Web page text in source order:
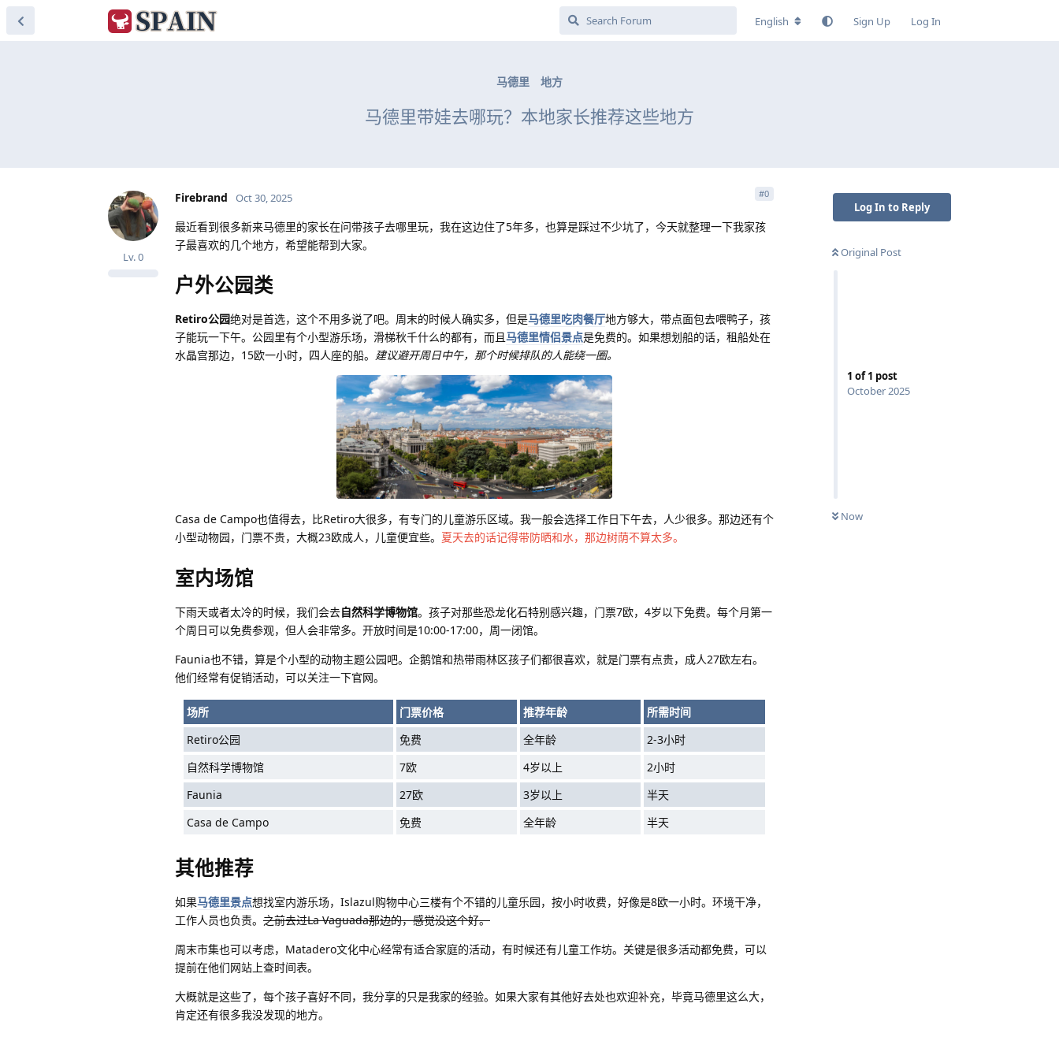
English Sign Up Log In
马德里 地方
马德里带娃去哪玩？本地家长推荐这些地方
Log In to Reply
Original Post
1 of1 post
October 2025
Now
Firebrand
Lv.0
Oct 30, 2025 #0
最近看到很多新来马德里的家长在问带孩子去哪里玩，我在这边住了5年多，也算是踩过不少坑了，今天就整理一下我家孩
子最喜欢的几个地方，希望能帮到大家。
户外公园类
Retiro公园绝对是首选，这个不用多说了吧。周末的时候人确实多，但是马德里吃肉餐厅地方够大，带点面包去喂鸭子，孩
子能玩一下午。公园里有个小型游乐场，滑梯秋千什么的都有，而且马德里情侣景点是免费的。如果想划船的话，租船处在
水晶宫那边，15欧一小时，四人座的船。 建议避开周日中午，那个时候排队的人能绕一圈。
Casa de Campo也值得去，比Retiro大很多，有专门的儿童游乐区域。我一般会选择工作日下午去，人少很多。那边还有个
小型动物园，门票不贵，大概23欧成人，儿童便宜些。 夏天去的话记得带防晒和水，那边树荫不算太多。
室内场馆
下雨天或者太冷的时候，我们会去自然科学博物馆。孩子对那些恐龙化石特别感兴趣，门票7欧，4岁以下免费。每个月第一
个周日可以免费参观，但人会非常多。开放时间是10:00-17:00，周一闭馆。
Faunia也不错，算是个小型的动物主题公园吧。企鹅馆和热带雨林区孩子们都很喜欢，就是门票有点贵，成人27欧左右。
他们经常有促销活动，可以关注一下官网。
场所 门票价格 推荐年龄
所需时间
Retiro公园
免费 全年龄
2-3小时
自然科学博物馆
7欧 4岁以上
2小时
Faunia
27欧 3岁以上
半天
Casa de Campo
免费 全年龄 半天
其他推荐
如果马德里景点想找室内游乐场，Islazul购物中心三楼有个不错的儿童乐园，按小时收费，好像是8欧一小时。环境干净，
工作人员也负责。 之前去过La Vaguada那边的，感觉没这个好。
周末市集也可以考虑，Matadero文化中心经常有适合家庭的活动，有时候还有儿童工作坊。关键是很多活动都免费，可以
提前在他们网站上查时间表。
大概就是这些了，每个孩子喜好不同，我分享的只是我家的经验。如果大家有其他好去处也欢迎补充，毕竟马德里这么大，
肯定还有很多我没发现的地方。